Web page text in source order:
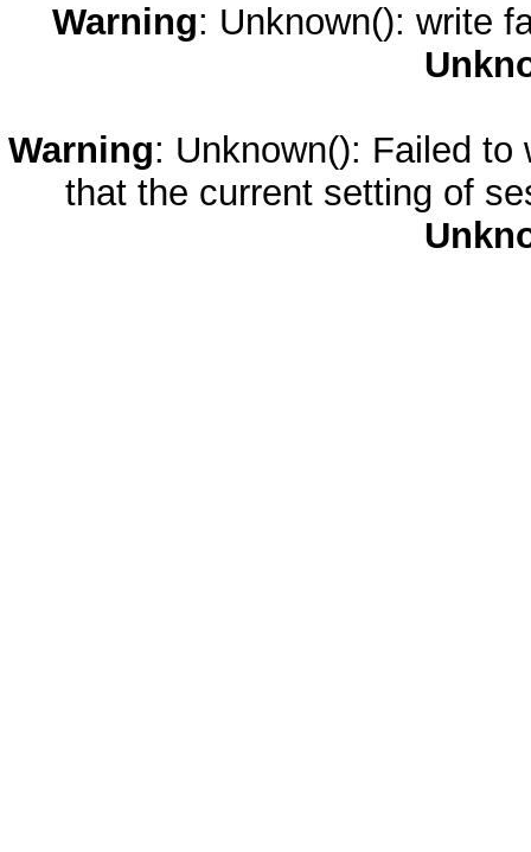
Warning: Unknown(): write
Warning: Unknown(): Failed
that the current setting of